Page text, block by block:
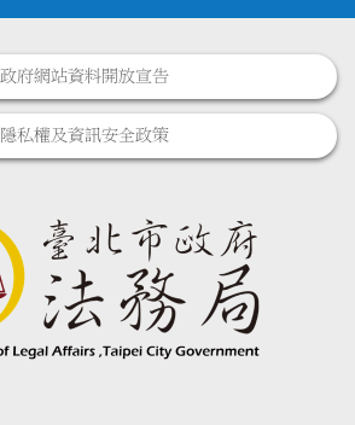
政府網站資料開放宣告
隱私權及資訊安全政策